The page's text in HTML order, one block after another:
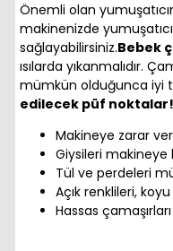
Önemli olan
makinenizde
sağlayabilirsiniz.Bebek
ısılarda yıkanmalıdır.
mümkün olduğunca iyi
edilecek püf noktalar!
Makineye zarar
Giysileri
Tül ve perdeleri
Açık renklileri, koyu
Hassas